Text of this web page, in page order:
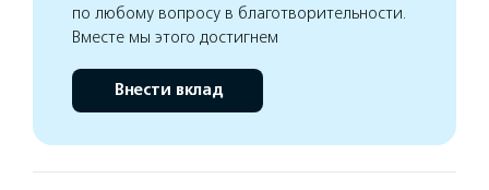
по любому вопросу в благотворительности.
Вместе мы этого достигнем
Внести вклад